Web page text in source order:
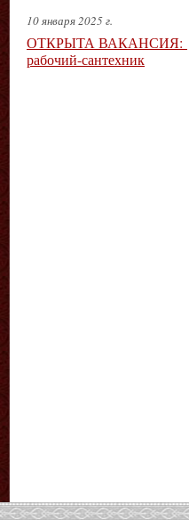
10 января 2025 г.
ОТКРЫТА ВАКАНСИЯ:
рабочий-сантехник